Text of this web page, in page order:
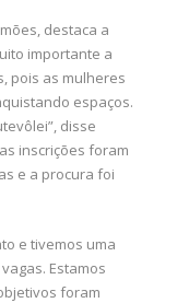
destaca a
importante a
pois as mulheres
espaços.
disse
inscrições foram
e a procura foi
e tivemos uma
Estamos
foram